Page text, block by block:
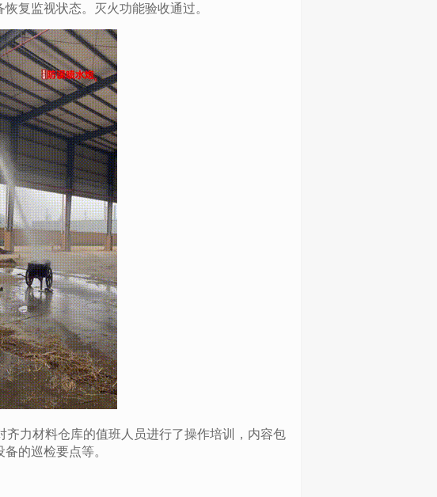
复监视状态。灭火功能验收通过。
齐力材料仓库的值班人员进行了操作培训，内容包
的巡检要点等。